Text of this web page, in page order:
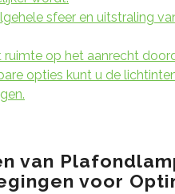
sfeer en uitstraling
ruimte op het aanrecht
opties kunt u de
van
voor